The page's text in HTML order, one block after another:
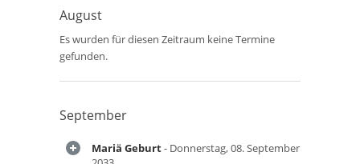
August
Es wurden für diesen Zeitraum keine Termine
gefunden.
September
Mariä Geburt- Donnerstag, 08. September